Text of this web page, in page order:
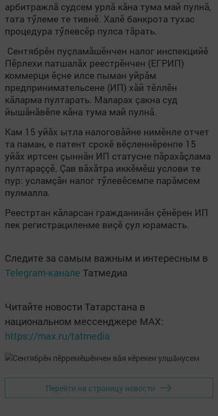
арбитражлă судсем урлă кăна тума май пулнă,
тата тӳлеме те тивнӗ. Халӗ банкрота тухас
процедура тӳлевсӗр пулса тăрать.
Сентябрӗн пуçламăшӗнчен налог инспекцийӗ
Пӗрлехи патшалăх реестрӗнчен (ЕГРИП)
коммерци ӗçне илсе пыман уйрăм
предпринимательсене (ИП) хăй тӗллӗн
кăларма пултарать. Маларах çакна суд
йышăнăвӗпе кăна тума май пулнă.
Кам 15 уйăх ытла налоговăйне нимӗнле отчет
та паман, е патент срокӗ вӗçленнӗренпе 15
уйăх иртсен çыннăн ИП статусне пăрахăçлама
пултараççӗ. Çав вăхăтра иккӗмӗш услови те
пур: усламçăн налог тӳлевӗсемпе парăмсем
пулмалла.
Реестртан кăларсан гражданинăн çӗнӗрен ИП
пек регистрациленме виçӗ çул юрамасть.
Следите за самым важным и интересным в
Telegram-канале Татмедиа
Читайте новости Татарстана в
национальном мессенджере MАХ:
https://max.ru/tatmedia
Перейти на страницу новости